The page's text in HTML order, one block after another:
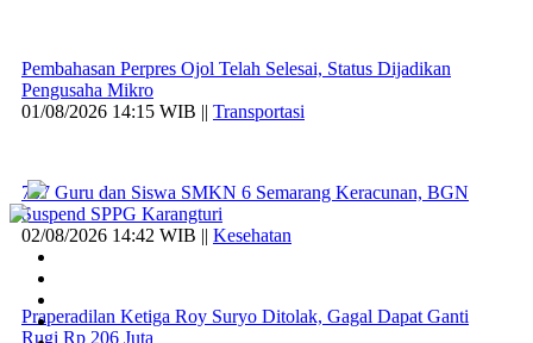
Pembahasan Perpres Ojol Telah Selesai, Status Dijadikan
Pengusaha Mikro
01/08/2026 14:15 WIB || Transportasi
707 Guru dan Siswa SMKN 6 Semarang Keracunan, BGN
Suspend SPPG Karangturi
02/08/2026 14:42 WIB || Kesehatan
Praperadilan Ketiga Roy Suryo Ditolak, Gagal Dapat Ganti
Rugi Rp 206 Juta